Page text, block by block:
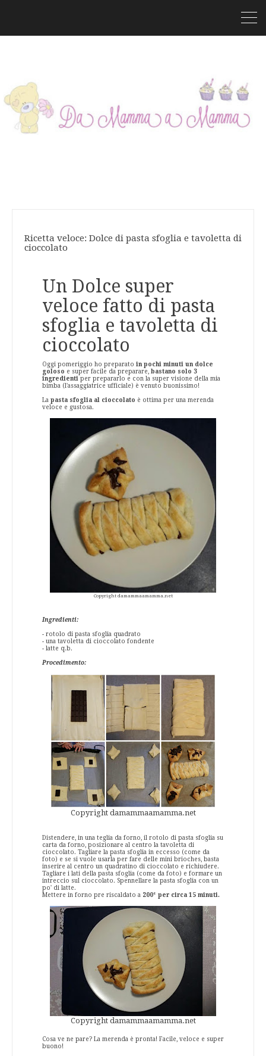
Ricetta veloce: Dolce di pasta sfoglia e tavoletta di
cioccolato
Un Dolce super
veloce fatto di pasta
sfoglia e tavoletta di
cioccolato
Oggi pomeriggio ho preparato in pochi minuti un dolce
goloso e super facile da preparare, bastano solo 3
ingredienti per prepararlo e con la super visione della mia
bimba (l'assaggiatrice ufficiale) è venuto buonissimo!
La pasta sfoglia al cioccolato è ottima per una merenda
veloce e gustosa.
Copyright damammaamamma.net
Ingredienti:
- rotolo di pasta sfoglia quadrato
- una tavoletta di cioccolato fondente
- latte q.b.
Procedimento:
Copyright damammaamamma.net
Distendere, in una teglia da forno, il rotolo di pasta sfoglia su
carta da forno, posizionare al centro la tavoletta di
cioccolato. Tagliare la pasta sfoglia in eccesso (come da
foto) e se si vuole usarla per fare delle mini brioches, basta
inserire al centro un quadratino di cioccolato e richiudere.
Tagliare i lati della pasta sfoglia (come da foto) e formare un
intreccio sul cioccolato. Spennellare la pasta sfoglia con un
po' di latte.
Mettere in forno pre riscaldato a 200° per circa 15 minuti.
Copyright damammaamamma.net
Cosa ve ne pare? La merenda è pronta! Facile, veloce e super
buono!